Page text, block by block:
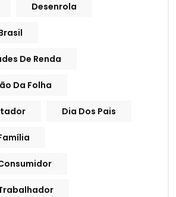
Desenrola
De Renda
Da Folha
Dia Dos Pais